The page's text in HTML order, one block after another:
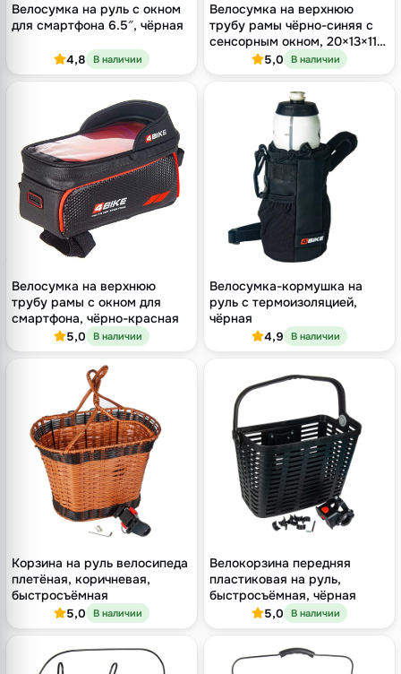
Велосумка на руль с окном
для смартфона 6.5″, чёрная
4,8 В наличии
Велосумка на верхнюю
трубу рамы чёрно-синяя с
сенсорным окном, 20×13×11
5,0 В наличии
Велосумка на верхнюю
трубу рамы с окном для
смартфона, чёрно-красная
5,0 В наличии
Велосумка-кормушка на
руль с термоизоляцией,
чёрная
4,9 В наличии
Корзина на руль велосипеда
плетёная, коричневая,
быстросъёмная
5,0 В наличии
Велокорзина передняя
пластиковая на руль,
быстросъёмная, чёрная
5,0 В наличии